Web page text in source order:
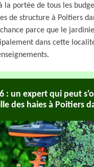
la portée de tous les
de structure à Poitiers
parce que le
dans cette
: un expert qui peut
des haies à Poitiers